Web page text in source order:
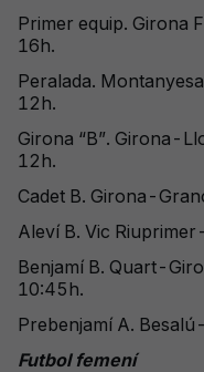
Primer equip. Girona
16h.
Peralada.
12h.
Girona “B”. Girona-
12h.
Cadet B. Girona-
Aleví B. Vic
Benjamí B. Quart-
10:45h.
Prebenjamí A.
Futbol femení